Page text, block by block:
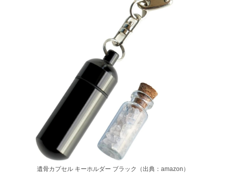
遺骨カプセル キーホルダー ブラック（出典：amazon）